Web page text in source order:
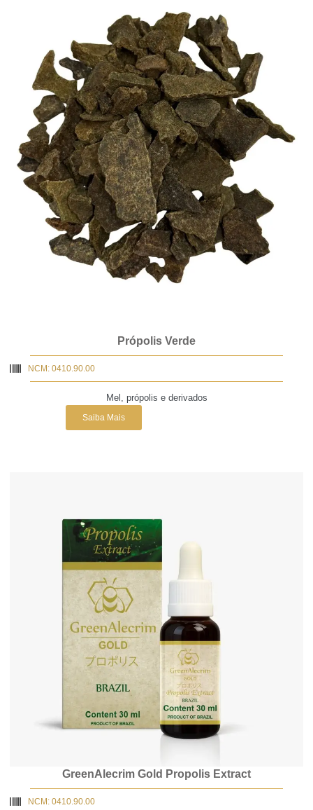
Própolis Verde
NCM: 0410.90.00
Mel, própolis e derivados
Saiba Mais
GreenAlecrim Gold Propolis Extract
NCM: 0410.90.00